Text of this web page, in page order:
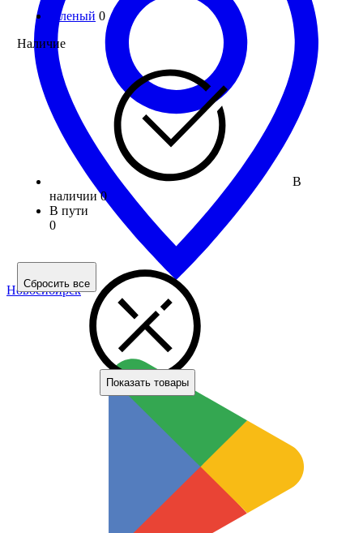
Новосибирск
зеленый 0
Наличие
В
наличии 0
В пути
0
Сбросить все
Показать товары